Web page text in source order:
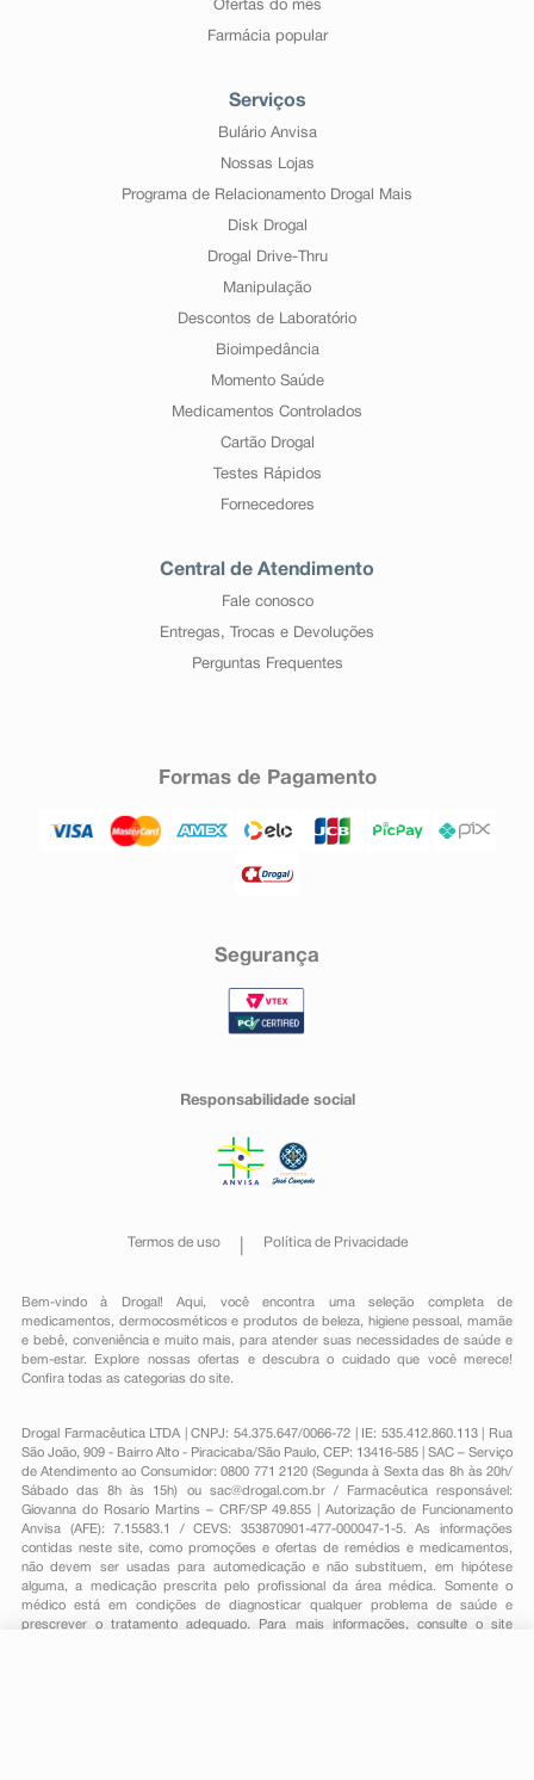
Ofertas do mês
Farmácia popular
Serviços
Bulário Anvisa
Nossas Lojas
Programa de Relacionamento Drogal Mais
Disk Drogal
Drogal Drive-Thru
Manipulação
Descontos de Laboratório
Bioimpedância
Momento Saúde
Medicamentos Controlados
Cartão Drogal
Testes Rápidos
Fornecedores
Central de Atendimento
Fale conosco
Entregas, Trocas e Devoluções
Perguntas Frequentes
Formas de Pagamento
Segurança
Responsabilidade social
Termos de uso Política de Privacidade
Bem-vindo à Drogal! Aqui, você encontra uma seleção completa de
medicamentos , dermocosméticos e produtos de beleza, higiene pessoal ,mamãe
e bebê, conveniênciae muito mais, para atender suas necessidades de saúde e
bem-estar. Explore nossas ofertas e descubra o cuidado que você merece!
Confira todas as categorias do site.
Drogal Farmacêutica LTDA | CNPJ: 54.375.647/0066-72 | IE: 535.412.860.113 | Rua
São João, 909 - Bairro Alto - Piracicaba/São Paulo, CEP: 13416-585 | SAC – Serviço
de Atendimento ao Consumidor: 0800 771 2120 (Segunda à Sexta das 8h às 20h/
Sábado das 8h às 15h) ou sac@drogal.com.br/ Farmacêutica responsável:
Giovanna do Rosario Martins – CRF/SP 49.855 | Autorização de Funcionamento
Anvisa (AFE): 7.15583.1 / CEVS: 353870901-477-000047-1-5. As informações
contidas neste site, como promoções e ofertas de remédios e medicamentos,
não devem ser usadas para automedicação e não substituem, em hipótese
alguma, a medicação prescrita pelo profissional da área médica. Somente o
médico está em condições de diagnosticar qualquer problema de saúde e
prescrever o tratamento adequado. Para mais informações, consulte o site